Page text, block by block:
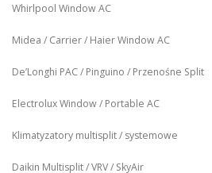
Whirlpool Window AC
Midea / Carrier / Haier Window AC
De’Longhi PAC / Pinguino / Przenośne Split
Electrolux Window / Portable AC
Klimatyzatory multisplit / systemowe
Daikin Multisplit / VRV / SkyAir